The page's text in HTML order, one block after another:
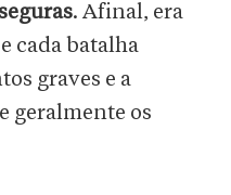
. Afinal, era
e cada batalha
graves e a
geralmente os